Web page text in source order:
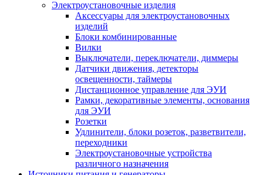
Электроустановочные изделия
Аксессуары для электроустановочных
изделий
Блоки комбинированные
Вилки
Выключатели, переключатели, диммеры
Датчики движения, детекторы
освещенности, таймеры
Дистанционное управление для ЭУИ
Рамки, декоративные элементы, основания
для ЭУИ
Розетки
Удлинители, блоки розеток, разветвители,
переходники
Электроустановочные устройства
различного назначения